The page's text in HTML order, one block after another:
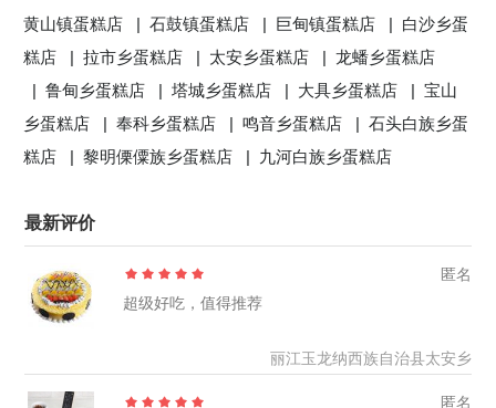
黄山镇蛋糕店 |石鼓镇蛋糕店 | 巨甸镇蛋糕店 | 白沙乡蛋
糕店 |拉市乡蛋糕店 | 太安乡蛋糕店 |龙蟠乡蛋糕店
|鲁甸乡蛋糕店 |塔城乡蛋糕店 | 大具乡蛋糕店 |宝山
乡蛋糕店 |奉科乡蛋糕店 |鸣音乡蛋糕店 |石头白族乡蛋
糕店 |黎明傈僳族乡蛋糕店 | 九河白族乡蛋糕店
最新评价
匿名
超级好吃，值得推荐
丽江玉龙纳西族自治县太安乡
匿名